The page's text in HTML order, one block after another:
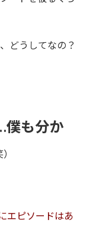
どうしてなの？
僕も分か
エピソードはあ